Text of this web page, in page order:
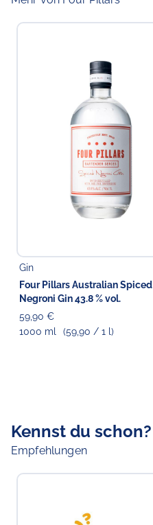
Gin
Four Pillars Australian Spiced
Negroni Gin 43.8 % vol.
59,90 €
1000 ml
(59,90 / 1 l)
Kennst du schon?
Empfehlungen